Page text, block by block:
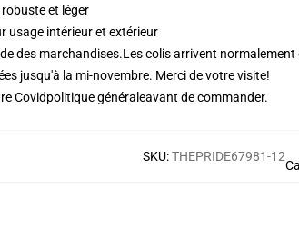
et léger
usage intérieur et extérieur
des marchandises.Les colis arrivent
jusqu'à la mi-novembre. Merci de votre visite!
Covidpolitique généraleavant de commander.
SKU:THEPRIDE67981-12